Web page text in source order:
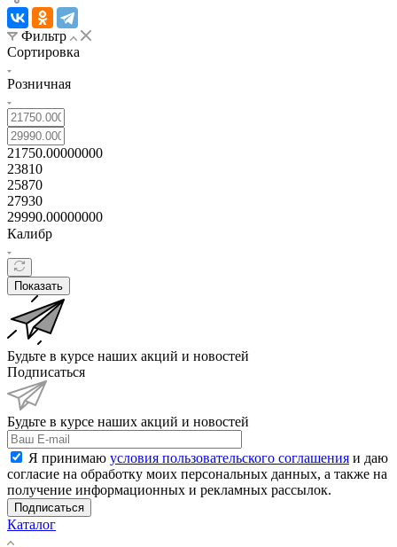
Фильтр
Сортировка
Розничная
21750.00000000
23810
25870
27930
29990.00000000
Калибр
Показать
Будьте в курсе наших акций и новостей
Подписаться
Будьте в курсе наших акций и новостей
Я принимаю условия пользовательского соглашения и даю
согласие на обработку моих персональных данных, а также на
получение информационных и рекламных рассылок.
Подписаться
Каталог